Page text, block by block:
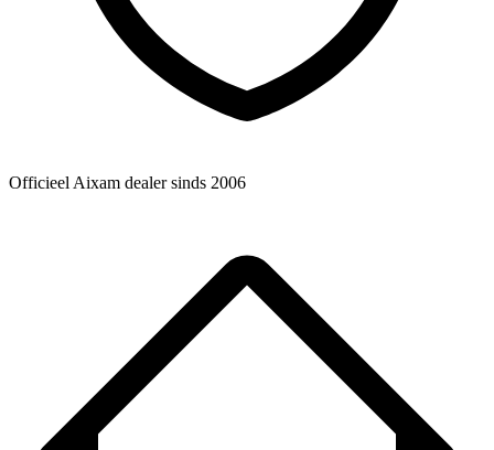
Officieel Aixam dealersinds 2006